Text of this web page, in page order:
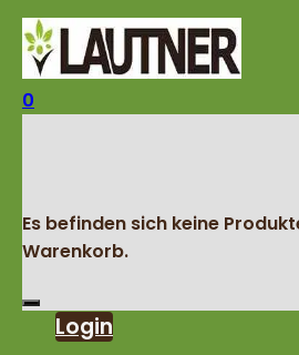
0
Es befinden sich keine
Warenkorb.
Login